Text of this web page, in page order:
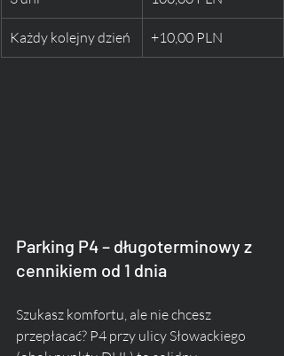
Każdy kolejny dzień +10,00 PLN
Parking P4 – długoterminowy z
cennikiem od 1 dnia
Szukasz komfortu, ale nie chcesz
przepłacać? P4 przy ulicy Słowackiego